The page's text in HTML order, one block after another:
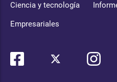
Ciencia y tecnología
Empresariales